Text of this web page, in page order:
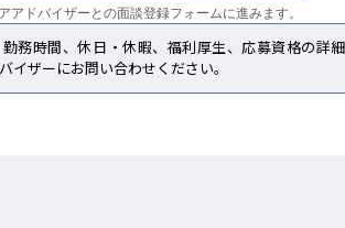
アドバイザーとの面談登録フォームに進みます。
務時間、休日・休暇、福利厚生、応募資格の詳細
イザーにお問い合わせください。